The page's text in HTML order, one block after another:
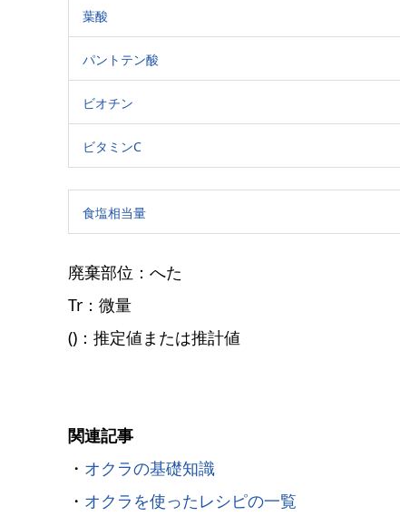
葉酸
パントテン酸
ビオチン
ビタミンC
食塩相当量
廃棄部位：へた
Tr：微量
()：推定値または推計値
関連記事
・ オクラの基礎知識
・ オクラを使ったレシピの一覧